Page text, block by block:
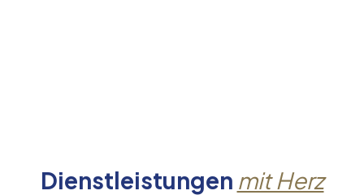
Dienstleistungen mit Herz